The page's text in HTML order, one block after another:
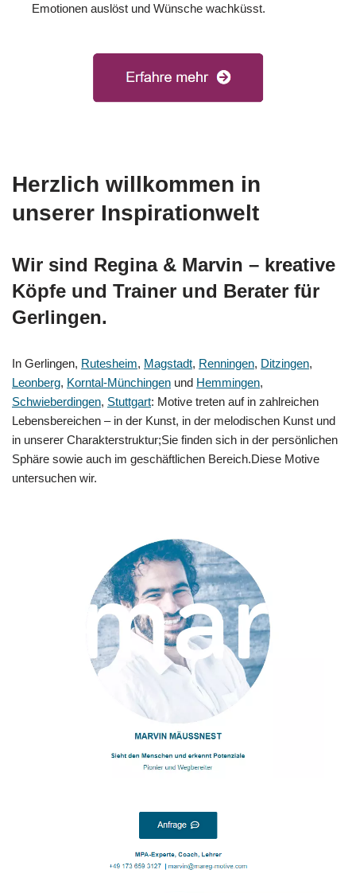
Emotionen auslöst und Wünsche wachküsst.
Herzlich willkommen in
unserer Inspirationwelt
Wir sind Regina & Marvin – kreative
Köpfe und Trainer und Berater für
Gerlingen.
In Gerlingen, Rutesheim, Magstadt, Renningen, Ditzingen,
Leonberg, Korntal-Münchingen und Hemmingen,
Schwieberdingen, Stuttgart: Motive treten auf in zahlreichen
Lebensbereichen – in der Kunst, in der melodischen Kunst und
in unserer Charakterstruktur;Sie finden sich in der persönlichen
Sphäre sowie auch im geschäftlichen Bereich.Diese Motive
untersuchen wir.